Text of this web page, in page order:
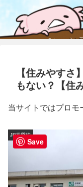
【住みやすさ
もない？【住
当サイトではプロモ
JR常磐線
Save